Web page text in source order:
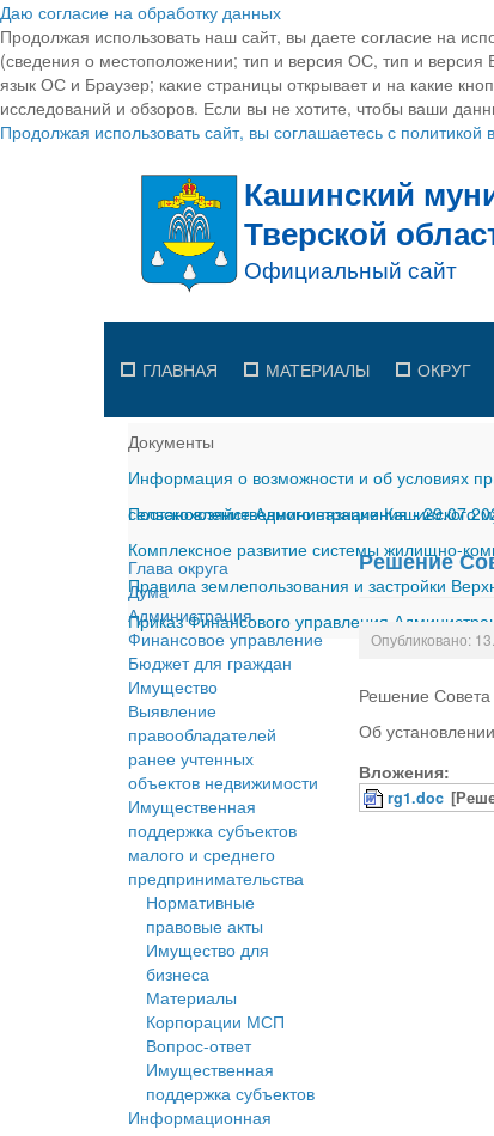
Даю согласие на обработку данных
Продолжая использовать наш сайт, вы даете согласие на
(сведения о местоположении; тип и версия ОС, тип и версия
язык ОС и Браузер; какие страницы открывает и на какие
исследований и обзоров. Если вы не хотите, чтобы ваши
Продолжая использовать сайт, вы соглашаетесь с
ГЛАВНАЯ МАТЕРИАЛЫ ОКРУГ
Документы
Информация о возможности и об условиях
сельскохозяйственного назначения-
Постановление Администрации Кашинского
Комплексное развитие системы жилищно-
Правила землепользования и застройки
Приказ Финансового управления
Глава округа
Дума
Администрация
Финансовое управление
Бюджет для граждан
Имущество
Выявление
правообладателей
ранее учтенных
объектов недвижимости
Имущественная
поддержка субъектов
малого и среднего
предпринимательства
Нормативные
правовые акты
Имущество для
бизнеса
Материалы
Корпорации МСП
Вопрос-ответ
Имущественная
поддержка субъектов
Информационная
Решение
Опубликовано:
Решение Совета
Об
Вложения:
rg1.doc